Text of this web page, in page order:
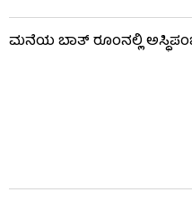
ಮನೆಯ ಬಾತ್ ರೂಂನಲ್ಲಿ